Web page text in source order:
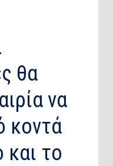
θα
να
κοντά
και το